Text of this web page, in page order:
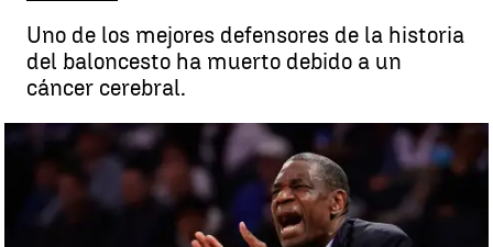
Uno de los mejores defensores de la historia
del baloncesto ha muerto debido a un
cáncer cerebral.